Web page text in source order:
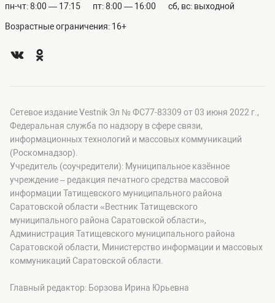
пн-чт: 8:00 — 17:15 пт: 8:00 — 16:00 сб, вс: выходной
Возрастные ограничения: 16+
Сетевое издание Vestnik Эл № ФС77-83309 от 03 июня 2022 г.,
Федеральная служба по надзору в сфере связи,
информационных технологий и массовых коммуникаций
(Роскомнадзор).
Учредитель (соучредители): Муниципальное казённое
учреждение – редакция печатного средства массовой
информации Татищевского муниципального района
Саратовской области «Вестник Татищевского
муниципального района Саратовской области»,
Администрация Татищевского муниципального района
Саратовской области, Министерство информации и массовых
коммуникаций Саратовской области.
Главный редактор: Борзова Ирина Юрьевна